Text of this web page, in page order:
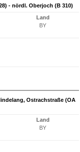
- nördl. Oberjoch (B 310)
Land
BY
Ostrachstraße (OA
Land
BY